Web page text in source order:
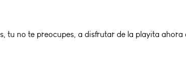
tu no te preocupes, a disfrutar de la playita ahora